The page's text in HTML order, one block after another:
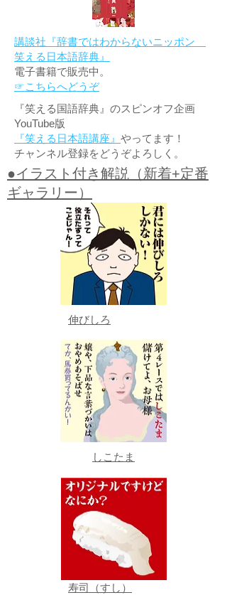
講談社『辞書ではわからないニッポン
笑える日本語辞典』
電子書籍で販売中。
☞こちらへどうぞ
『笑える国語辞典』のスピンオフ企画
YouTube版
『笑える日本語講座』 やってます！
チャンネル登録をどうぞよろしく。
●イラスト付き解説（新着+定番
ギャラリー）
伸びしろ
しこたま
寿司（すし）